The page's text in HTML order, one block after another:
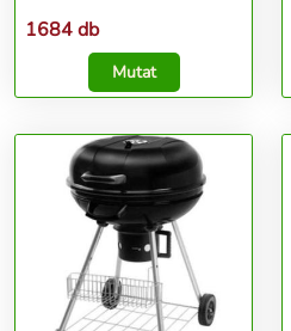
1684 db
Mutat